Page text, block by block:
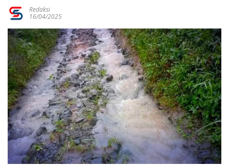
Redaksi
16/04/2025